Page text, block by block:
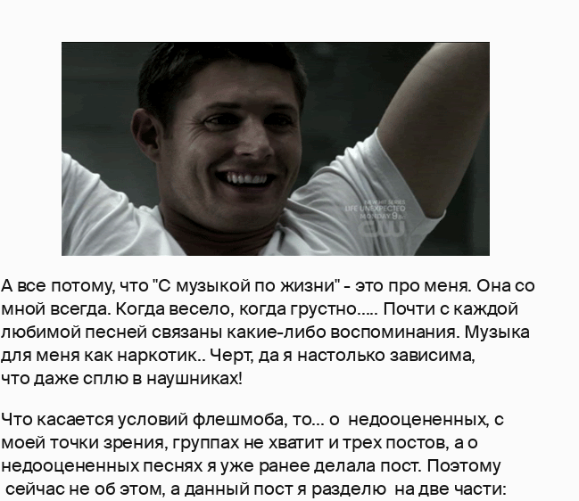
А все потому, что "С музыкой по жизни" - это про меня. Она со
мной всегда. Когда весело, когда грустно..... Почти с каждой
любимой песней связаны какие-либо воспоминания. Музыка
для меня как наркотик.. Черт, да я настолько зависима,
что даже сплю в наушниках!
Что касается условий флешмоба, то... о недооцененных, с
моей точки зрения, группах не хватит и трех постов, а о
недооцененных песнях я уже ранее делала пост. Поэтому
сейчас не об этом, а данный пост я разделю на две части: